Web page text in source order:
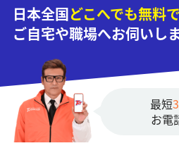
日本全国どこへでも無料で
ご自宅や職場へお伺いし
最短
お電